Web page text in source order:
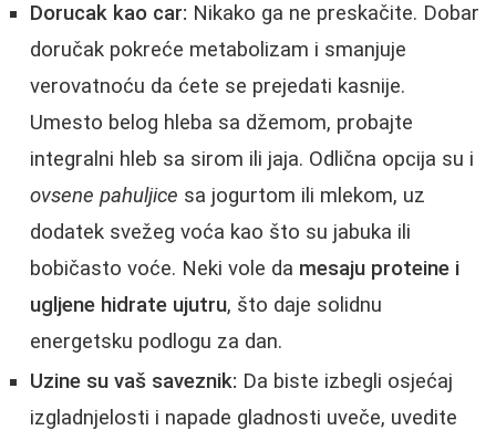
Dorucak kao car: Nikako ga ne preskačite. Dobar
doručak pokreće metabolizam i smanjuje
verovatnoću da ćete se prejedati kasnije.
Umesto belog hleba sa džemom, probajte
integralni hleb sa sirom ili jaja. Odlična opcija su i
ovsene pahuljice sa jogurtom ili mlekom, uz
dodatek svežeg voća kao što su jabuka ili
bobičasto voće. Neki vole da mesaju proteine i
ugljene hidrate ujutru, što daje solidnu
energetsku podlogu za dan.
Uzine su vaš saveznik: Da biste izbegli osjećaj
izgladnjelosti i napade gladnosti uveče, uvedite